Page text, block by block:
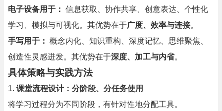
电子设备用于： 信息获取、协作共享、创意表达、个性化
学习、模拟与可视化。其优势在于广度、效率与连接。
手写用于： 概念内化、知识重构、深度记忆、思维聚焦、
创造性灵感迸发。其优势在于深度、加工与内省。
具体策略与实践方法
1. 课堂流程设计：分阶段、分任务使用
将学习过程分为不同阶段，有针对性地分配工具。